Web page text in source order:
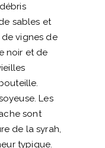
sables et
vignes de
noir et de
Les
sont
de la syrah,
typique.